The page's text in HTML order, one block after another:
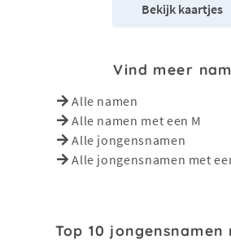
Bekijk kaartjes
Vind meer
Alle namen
Alle namen met een M
Alle jongensnamen
Alle jongensnamen met
Top 10 jongensnamen